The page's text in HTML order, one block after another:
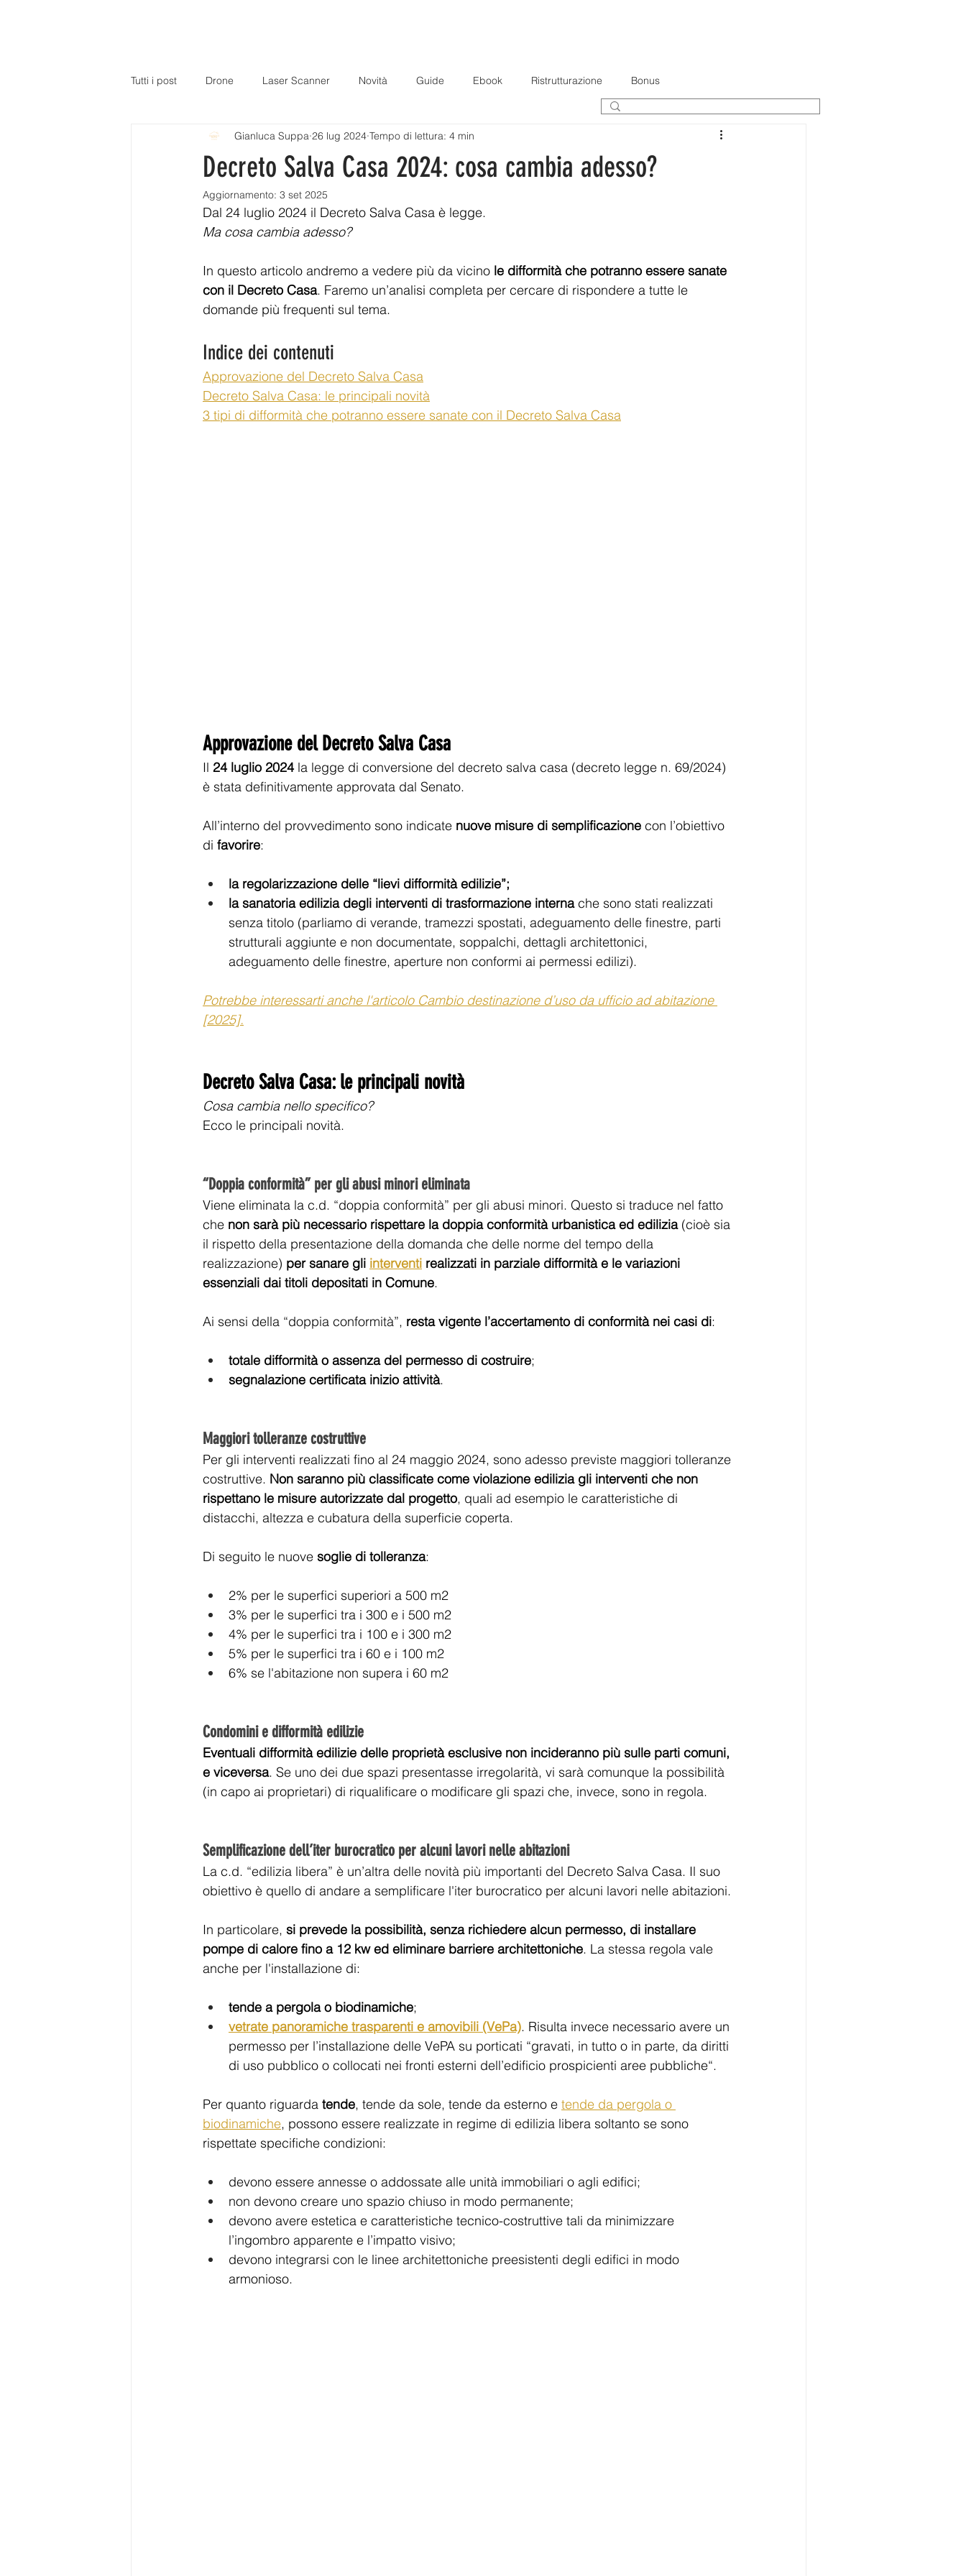
Tutti i post Drone Laser Scanner Novità Guide Ebook Ristrutturazione Bonus
Decreto Salva Casa 2024: cosa cambia adesso?
Gianluca Suppa 26 lug 2024 Tempo di lettura: 4 min
Aggiornamento: 3 set 2025
Dal 24 luglio 2024 il Decreto Salva Casa è legge.
Ma cosa cambia adesso?
In questo articolo andremo a vedere più da vicino le difformità che potranno essere sanate
con il Decreto Casa. Faremo un’analisi completa per cercare di rispondere a tutte le
domande più frequenti sul tema.
Indice dei contenuti
Approvazione del Decreto Salva Casa
Decreto Salva Casa: le principali novità
3 tipi di difformità che potranno essere sanate con il Decreto Salva Casa
Approvazione del Decreto Salva Casa
Il 24 luglio 2024 la legge di conversione del decreto salva casa (decreto legge n. 69/2024)
è stata definitivamente approvata dal Senato.
All’interno del provvedimento sono indicate nuove misure di semplificazione con l’obiettivo
di favorire:
la regolarizzazione delle “lievi difformità edilizie”;
la sanatoria edilizia degli interventi di trasformazione interna che sono stati realizzati
senza titolo (parliamo di verande, tramezzi spostati, adeguamento delle finestre, parti
strutturali aggiunte e non documentate, soppalchi, dettagli architettonici,
adeguamento delle finestre, aperture non conformi ai permessi edilizi).
Potrebbe interessarti anche l'articolo Cambio destinazione d’uso da ufficio ad abitazione
[2025].
Decreto Salva Casa: le principali novità
Cosa cambia nello specifico?
Ecco le principali novità.
“Doppia conformità” per gli abusi minori eliminata
Viene eliminata la c.d. “doppia conformità” per gli abusi minori. Questo si traduce nel fatto
che non sarà più necessario rispettare la doppia conformità urbanistica ed edilizia (cioè sia
il rispetto della presentazione della domanda che delle norme del tempo della
realizzazione) per sanare gli interventi realizzati in parziale difformità e le variazioni
essenziali dai titoli depositati in Comune.
Ai sensi della “doppia conformità”, resta vigente l’accertamento di conformità nei casi di:
totale difformità o assenza del permesso di costruire;
segnalazione certificata inizio attività.
Maggiori tolleranze costruttive
Per gli interventi realizzati fino al 24 maggio 2024, sono adesso previste maggiori tolleranze
costruttive. Non saranno più classificate come violazione edilizia gli interventi che non
rispettano le misure autorizzate dal progetto, quali ad esempio le caratteristiche di
distacchi, altezza e cubatura della superficie coperta.
Di seguito le nuove soglie di tolleranza:
2% per le superfici superiori a 500 m2
3% per le superfici tra i 300 e i 500 m2
4% per le superfici tra i 100 e i 300 m2
5% per le superfici tra i 60 e i 100 m2
6% se l'abitazione non supera i 60 m2
Condomini e difformità edilizie
Eventuali difformità edilizie delle proprietà esclusive non incideranno più sulle parti comuni,
e viceversa. Se uno dei due spazi presentasse irregolarità, vi sarà comunque la possibilità
(in capo ai proprietari) di riqualificare o modificare gli spazi che, invece, sono in regola.
Semplificazione dell’iter burocratico per alcuni lavori nelle abitazioni
La c.d. “edilizia libera” è un’altra delle novità più importanti del Decreto Salva Casa. Il suo
obiettivo è quello di andare a semplificare l'iter burocratico per alcuni lavori nelle abitazioni.
In particolare, si prevede la possibilità, senza richiedere alcun permesso, di installare
pompe di calore fino a 12 kw ed eliminare barriere architettoniche. La stessa regola vale
anche per l'installazione di:
tende a pergola o biodinamiche;
vetrate panoramiche trasparenti e amovibili (VePa). Risulta invece necessario avere un
permesso per l’installazione delle VePA su porticati “gravati, in tutto o in parte, da diritti
di uso pubblico o collocati nei fronti esterni dell’edificio prospicienti aree pubbliche“.
Per quanto riguarda tende, tende da sole, tende da esterno e tende da pergola o
biodinamiche, possono essere realizzate in regime di edilizia libera soltanto se sono
rispettate specifiche condizioni:
devono essere annesse o addossate alle unità immobiliari o agli edifici;
non devono creare uno spazio chiuso in modo permanente;
devono avere estetica e caratteristiche tecnico-costruttive tali da minimizzare
l’ingombro apparente e l’impatto visivo;
devono integrarsi con le linee architettoniche preesistenti degli edifici in modo
armonioso.